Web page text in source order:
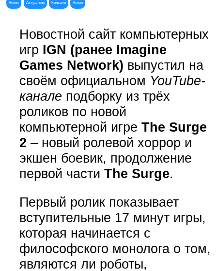
Анонс Актуально Консоли Action
Новостной сайт компьютерных
игр IGN (ранее Imagine
Games Network) выпустил на
своём официальном YouTube-
канале подборку из трёх
роликов по новой
компьютерной игре The Surge
2 – новый ролевой хоррор и
экшен боевик, продолжение
первой части The Surge.
Первый ролик показывает
вступительные 17 минут игры,
которая начинается с
философского монолога о том,
являются ли роботы,